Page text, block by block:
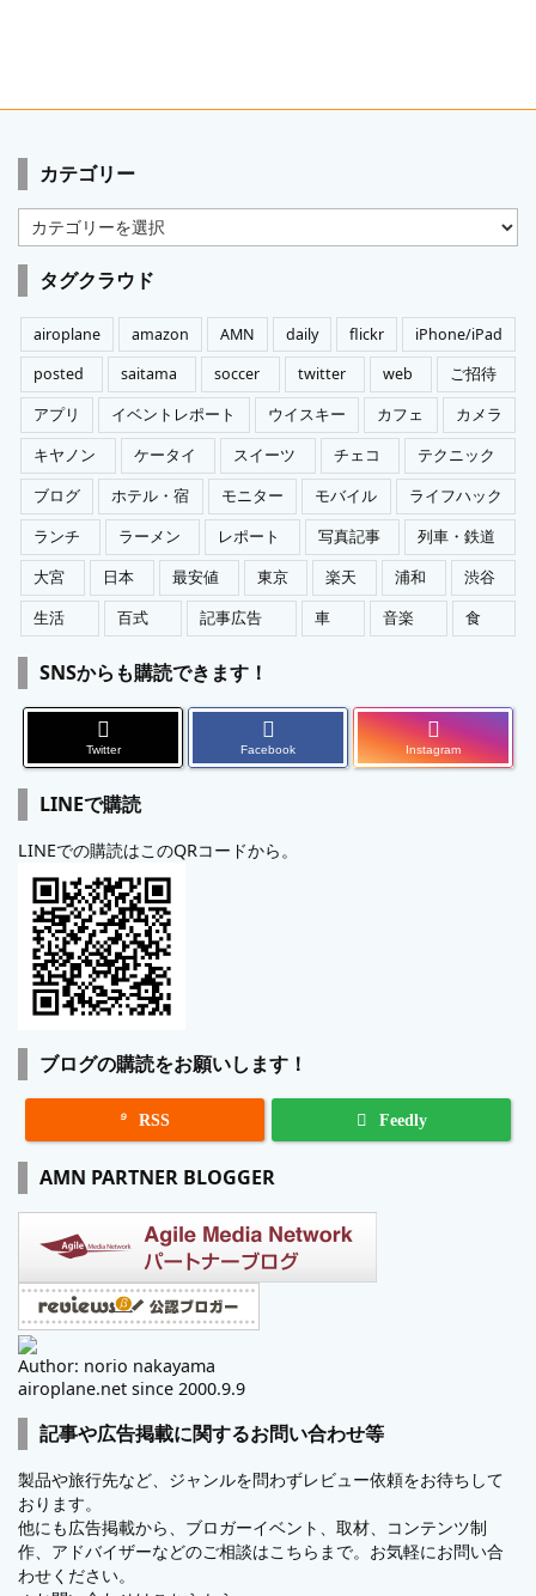
カテゴリー
カ
テ
ゴ
リ
ー
タグクラウド
airoplane amazon AMN daily flickr
iPhone/iPad
posted
saitama soccer twitter web
ご招待
アプリ
イベントレポート ウイスキー カフェ
カメラ
キヤノン
ケータイ スイーツ チェコ
テクニック
ブログ
ホテル・宿 モニター モバイル
ライフハック
ランチ
ラーメン レポート 写真記事
列車・鉄道
大宮
日本 最安値 東京 楽天 浦和
渋谷
生活
百式 記事広告 車 音楽 食
SNSからも購読できます！
Twitter Facebook Instagram
LINEで購読
LINEでの購読はこのQRコードから。
ブログの購読をお願いします！
 RSS Feedly
AMN PARTNER BLOGGER
Author: norio nakayama
airoplane.net since 2000.9.9
記事や広告掲載に関するお問い合わせ等
製品や旅行先など、ジャンルを問わずレビュー依頼をお待ちして
おります。
他にも広告掲載から、ブロガーイベント、取材、コンテンツ制
作、アドバイザーなどのご相談はこちらまで。お気軽にお問い合
わせください。